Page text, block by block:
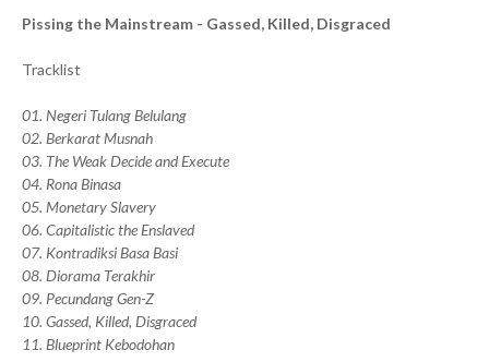
Pissing the Mainstream - Gassed, Killed, Disgraced
Tracklist
01. Negeri Tulang Belulang
02. Berkarat Musnah
03. The Weak Decide and Execute
04. Rona Binasa
05. Monetary Slavery
06. Capitalistic the Enslaved
07. Kontradiksi Basa Basi
08. Diorama Terakhir
09. Pecundang Gen-Z
10. Gassed, Killed, Disgraced
11. Blueprint Kebodohan